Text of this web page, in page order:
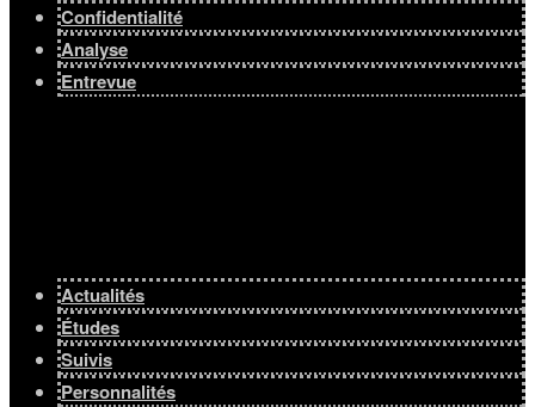
Confidentialité
Analyse
Entrevue
Actualités
Études
Suivis
Personnalités